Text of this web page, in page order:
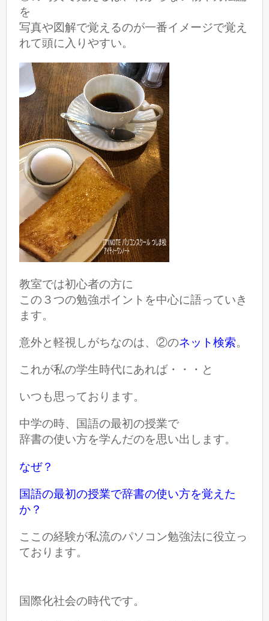
を
写真や図解で覚えるのが一番イメージで覚え
れて頭に入りやすい。
教室では初心者の方に
この３つの勉強ポイントを中心に語っていき
ます。
意外と軽視しがちなのは、②のネット検索。
これが私の学生時代にあれば・・・と
いつも思っております。
中学の時、国語の最初の授業で
辞書の使い方を学んだのを思い出します。
なぜ？
国語の最初の授業で辞書の使い方を覚えた
か？
ここの経験が私流のパソコン勉強法に役立っ
ております。
国際化社会の時代です。